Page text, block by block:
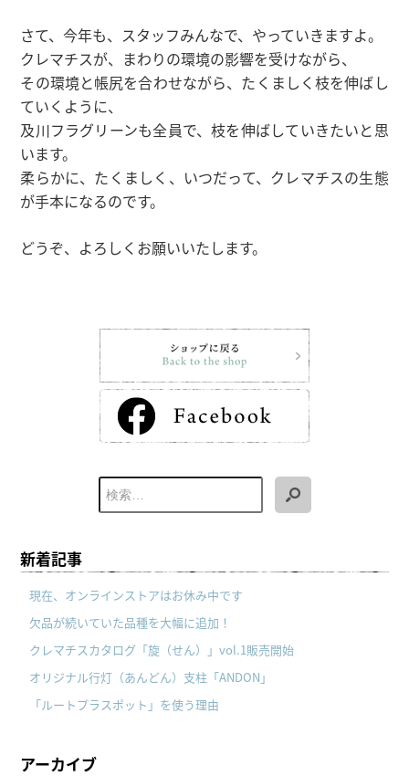
さて、今年も、スタッフみんなで、やっていきますよ。
クレマチスが、まわりの環境の影響を受けながら、
その環境と帳尻を合わせながら、たくましく枝を伸ばし
ていくように、
及川フラグリーンも全員で、枝を伸ばしていきたいと思
います。
柔らかに、たくましく、いつだって、クレマチスの生態
が手本になるのです。
どうぞ、よろしくお願いいたします。
新着記事
現在、オンラインストアはお休み中です
欠品が続いていた品種を大幅に追加！
クレマチスカタログ「旋（せん）」vol.1販売開始
オリジナル行灯（あんどん）支柱「ANDON」
「ルートプラスポット」を使う理由
アーカイブ